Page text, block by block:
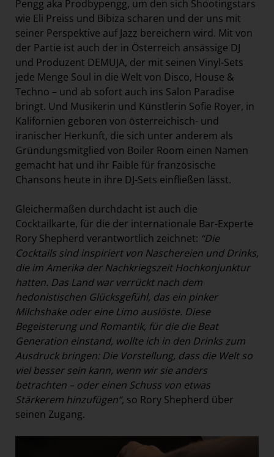
Pengg aka Prodbypengg, um den sich Shootingstars
wie Eli Preiss und Bibiza scharen und der uns mit
seiner Perspektive auf Jazz bereichern wird. Mit von
der Partie ist auch der in Österreich ansässige DJ
und Produzent DEMUJA, der mit seinen Vinyl-Sets
jede Menge Soul in die Welt von Disco, House &
Techno – und ab sofort auch ins Salon Paradise
bringt. Und Musikerin und Künstlerin Sofie Royer, in
Kalifornien geboren von österreichisch- und
iranischer Herkunft, die sich unter anderem als
Gründungsmitglied von Boiler Room einen Namen
gemacht hat und ihr Faible für französische
Chansons heute in ihre DJ-Sets einfließen lässt.
Gleichermaßen durchdacht ist auch die
Cocktailkarte, für die der internationale Bar-Experte
Rory Shepherd verantwortlich zeichnet: “Die
Cocktails sind inspiriert von Naschereien und Drinks,
die im Amerika der Nachkriegszeit Hochkonjunktur
hatten. Das Land war verrückt nach dem
hedonistischen Glücksgefühl, das ein pinker
Milchshake oder eine Limo auslöste. Diese
Begeisterung und Romantik, für die die Beat
Generation einstand, wollte ich in den Drinks zum
Ausdruck bringen: Die Vorstellung, dass die Welt so
viel besser sein kann, wenn wir sie anders
betrachten – oder einen Schuss von etwas
Stärkerem hinzufügen“, so Rory Shepherd über
seinen Zugang.